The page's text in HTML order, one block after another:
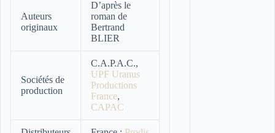
Auteurs
originaux
D’après le
roman de
Bertrand
BLIER
Sociétés de
production
C.A.P.A.C.,
UPF Uranus
Productions
France,
CAPAC